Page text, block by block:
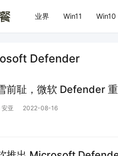
业界 Win11 Win10
Defender
前耻，微软 Defender
安亚 2022-08-16